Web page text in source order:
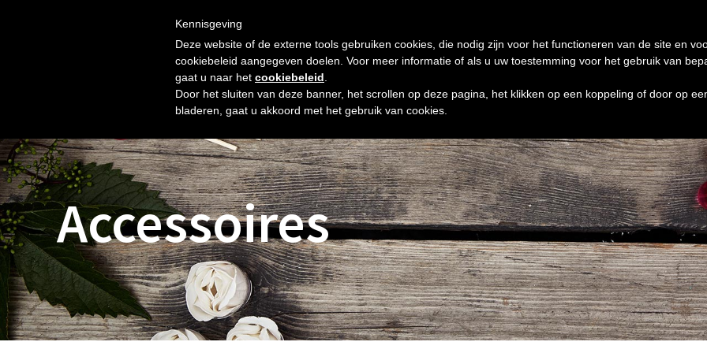
NIEUW OVER ONS
Accessoires
Kennisgeving
Deze website of de externe tools gebruiken cookies, die nodig zijn voor het functioneren van de site en
cookiebeleid aangegeven doelen. Voor meer informatie of als u uw toestemming voor het gebruik van
gaat u naar het cookiebeleid
Door het sluiten van deze banner, het scrollen op deze pagina, het klikken op een koppeling of door op
bladeren, gaat u akkoord met het gebruik van cookies.